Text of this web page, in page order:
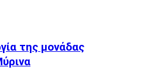
της μονάδας